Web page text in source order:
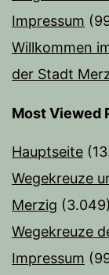
Impressum
Willkommen
der Stadt
Most Viewed
Hauptseite
Wegekreuze
Merzig (3.049)
Wegekreuze
Impressum